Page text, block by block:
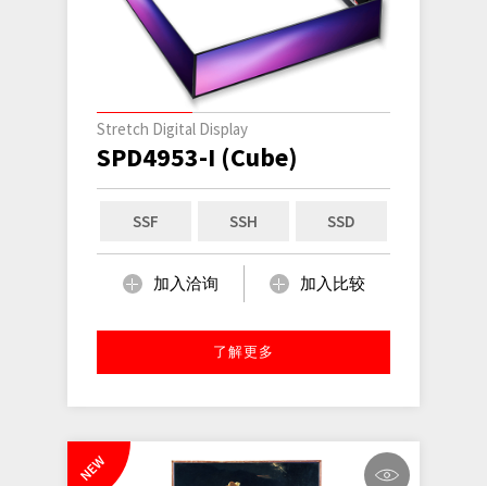
Stretch Digital Display
SPD4953-I (Cube)
SSF SSH SSD
加入洽询 加入比较
了解更多
NEW